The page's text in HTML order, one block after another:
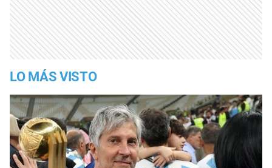
LO MÁS VISTO